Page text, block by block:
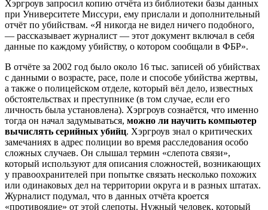
Хэргроув запросил копию отчёта из библиотеки базы данных
при Университете Миссури, ему прислали и дополнительный
отчёт по убийствам. «Я никогда не видел ничего подобного,
— рассказывает журналист — этот документ включал в себя
данные по каждому убийству, о котором сообщали в ФБР».
В отчёте за 2002 год было около 16 тыс. записей об убийствах
с данными о возрасте, расе, поле и способе убийства жертвы,
а также о полицейском отделе, который вёл дело, известных
обстоятельствах и преступнике (в том случае, если его
личность была установлена). Хэргроув сознаётся, что именно
тогда он начал задумываться, можно ли научить компьютер
вычислять серийных убийц. Хэргроув знал о критических
замечаниях в адрес полиции во время расследования особо
сложных случаев. Он слышал термин «слепота связи»,
который используют для описания сложностей, возникающих
у правоохранителей при попытке связать несколько похожих
или одинаковых дел на территории округа и в разных штатах.
Журналист подумал, что в данных отчёта кроется
«противоядие» от этой слепоты. Нужный человек, который